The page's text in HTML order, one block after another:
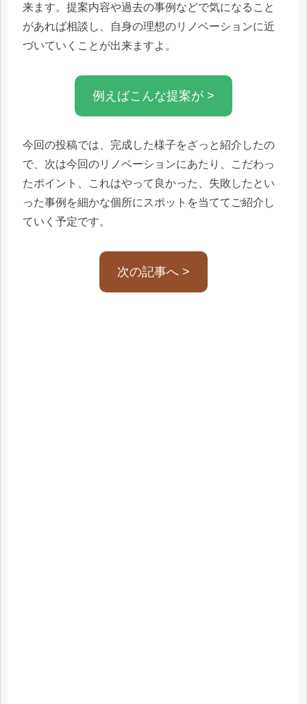
来ます。提案内容や過去の事例などで気になること
があれば相談し、自身の理想のリノベーションに近
づいていくことが出来ますよ。
例えばこんな提案が >
今回の投稿では、完成した様子をざっと紹介したの
で、次は今回のリノベーションにあたり、こだわっ
たポイント、これはやって良かった、失敗したとい
った事例を細かな個所にスポットを当ててご紹介し
ていく予定です。
次の記事へ >